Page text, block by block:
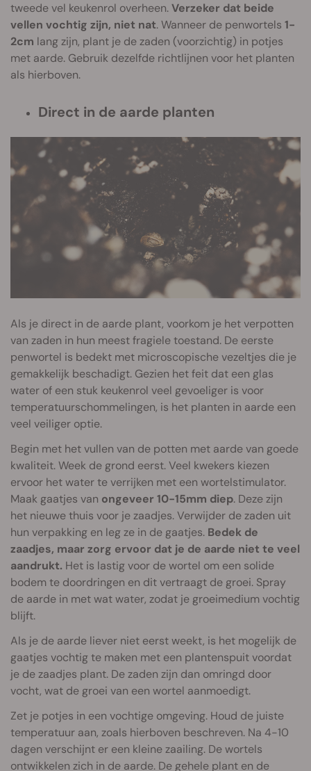
tweede vel keukenrol overheen.Verzeker dat beide
vellen vochtig zijn, niet nat. Wanneer de penwortels 1-
2cm lang zijn, plant je de zaden (voorzichtig) in potjes
met aarde. Gebruik dezelfde richtlijnen voor het planten
als hierboven.
Direct in de aarde planten
Als je direct in de aarde plant, voorkom je het verpotten
van zaden in hun meest fragiele toestand. De eerste
penwortel is bedekt met microscopische vezeltjes die je
gemakkelijk beschadigt. Gezien het feit dat een glas
water of een stuk keukenrol veel gevoeliger is voor
temperatuurschommelingen, is het planten in aarde een
veel veiliger optie.
Begin met het vullen van de potten met aarde van goede
kwaliteit. Week de grond eerst. Veel kwekers kiezen
ervoor het water te verrijken met een wortelstimulator.
Maak gaatjes van ongeveer 10-15mm diep. Deze zijn
het nieuwe thuis voor je zaadjes. Verwijder de zaden uit
hun verpakking en leg ze in de gaatjes. Bedek de
zaadjes, maar zorg ervoor dat je de aarde niet te veel
aandrukt. Het is lastig voor de wortel om een solide
bodem te doordringen en dit vertraagt de groei. Spray
de aarde in met wat water, zodat je groeimedium vochtig
blijft.
Als je de aarde liever niet eerst weekt, is het mogelijk de
gaatjes vochtig te maken met een plantenspuit voordat
je de zaadjes plant. De zaden zijn dan omringd door
vocht, wat de groei van een wortel aanmoedigt.
Zet je potjes in een vochtige omgeving. Houd de juiste
temperatuur aan, zoals hierboven beschreven. Na 4-10
dagen verschijnt er een kleine zaailing. De wortels
ontwikkelen zich in de aarde. De gehele plant en de